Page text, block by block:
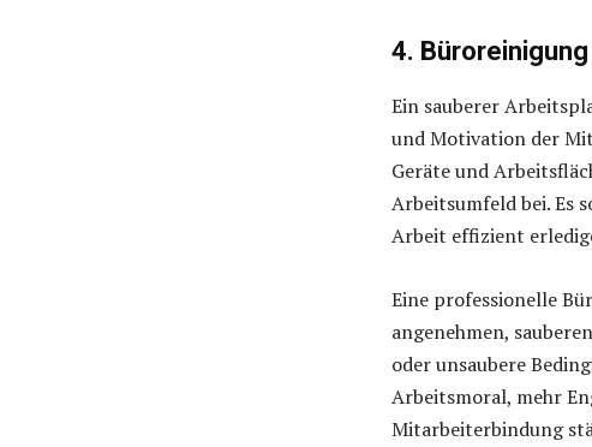
4.
Ein sauberer
und Motivation der
Geräte und
Arbeitsumfeld bei. Es
Arbeit effizient
Eine professionelle
angenehmen,
oder unsaubere
Arbeitsmoral, mehr
Mitarbeiterbindung